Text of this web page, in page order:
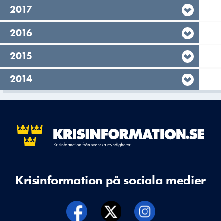
År,
2017
År,
2016
År,
2015
År,
2014
Krisinformation på sociala medier